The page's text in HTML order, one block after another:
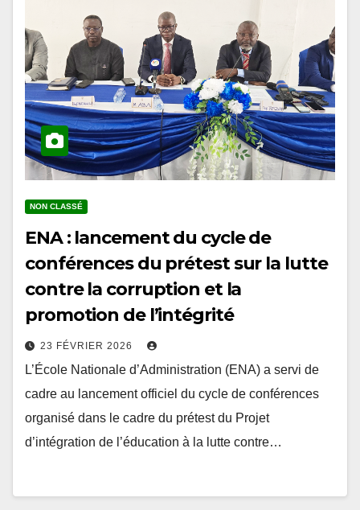
ENA : lancement du cycle de
conférences du prétest sur la lutte
contre la corruption et la
promotion de l’intégrité
L’École Nationale d’Administration (ENA) a servi de
cadre au lancement officiel du cycle de conférences
organisé dans le cadre du prétest du Projet
d’intégration de l’éducation à la lutte contre…